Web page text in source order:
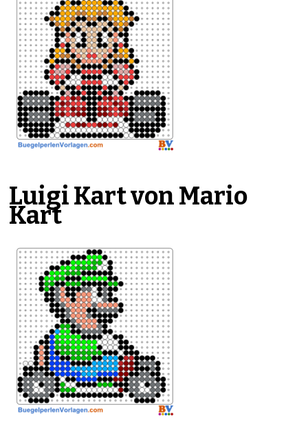
Luigi Kart von Mario
Kart